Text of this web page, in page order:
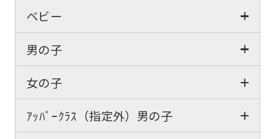
ベビー
男の子
女の子
ｱｯﾊﾟｰｸﾗｽ（指定外）男の子